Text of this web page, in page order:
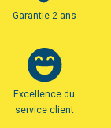
Garantie 2 ans
Excellence du
service client